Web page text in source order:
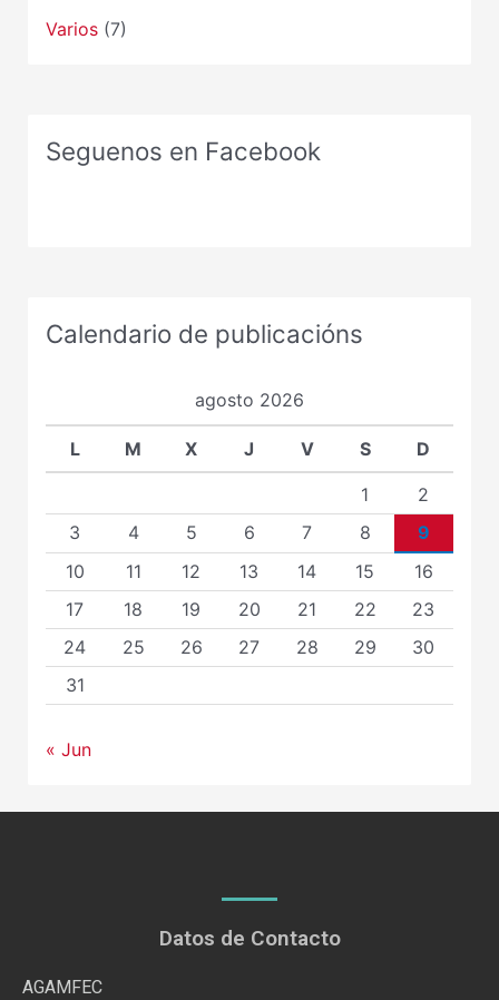
Varios(7)
Seguenos en Facebook
Calendario de publicacións
agosto 2026
L M X J V S D
1
2
3
4 5 6 7 8
9
10
11 12 13 14 15
16
17
18 19 20 21 22
23
24
25 26 27 28 29
30
31
« Jun
Datos de Contacto
AGAMFEC